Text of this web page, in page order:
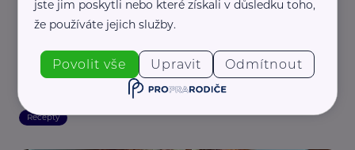
Pro prarodiče s.r.o.
Jablečno-banánový mugcake
Recepty
jste jim poskytli nebo které získali v důsledku toho,
že používáte jejich služby.
Povolit vše Upravit Odmítnout